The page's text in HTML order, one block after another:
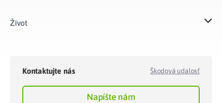
Život​
Kontaktujte nás Škodová udalosť
Napíšte nám